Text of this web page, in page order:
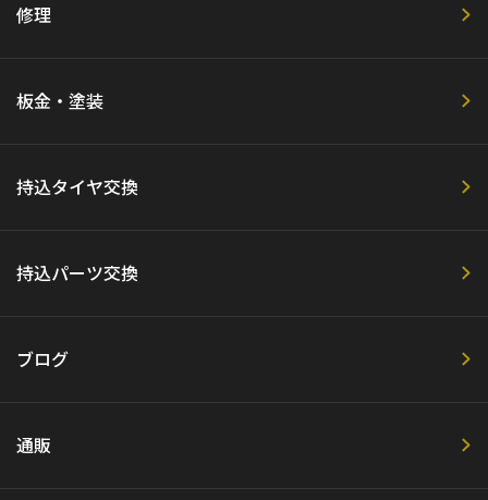
修理
板金・塗装
持込タイヤ交換
持込パーツ交換
ブログ
通販